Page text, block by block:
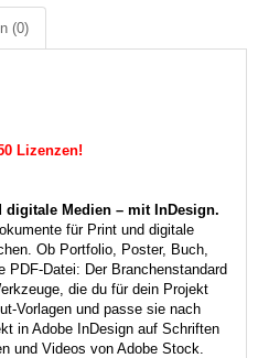
(0)
Lizenzen!
Medien – mit InDesign.
für Print und digitale
Ob Portfolio, Poster, Buch,
PDF-Datei: Der Branchenstandard
die du für dein Projekt
Vorlagen und passe sie nach
in Adobe InDesign auf Schriften
und Videos von Adobe Stock.